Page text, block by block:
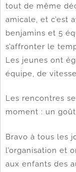
tout de même
amicale, et c’est
benjamins et 5
s’affronter le
Les jeunes ont
équipe, de
Les rencontres
moment : un
Bravo à tous les
l’organisation et
aux enfants des